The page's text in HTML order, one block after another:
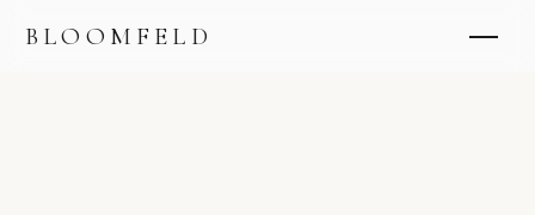
BLOOMFELD